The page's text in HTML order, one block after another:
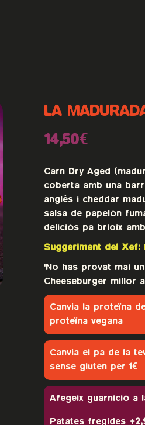
LA
14,50€
Carn Dry Aged
coberta amb una
anglès i cheddar
salsa de papelón
deliciós pa brioix
Suggeriment del Xef:
'No has provat mai
Cheeseburger millor
Canvia la proteïna
proteïna vegana
Canvia el pa de la
sense gluten per1€
Afegeix guarnició a
Patates fregides